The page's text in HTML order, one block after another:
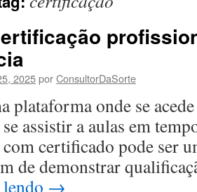
2025porConsultorDaSorte
plataforma onde se
assistir a aulas em
certificado pode ser
de demonstrar
→